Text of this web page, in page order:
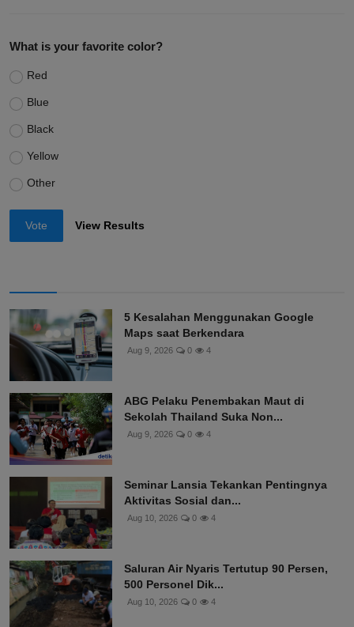
What is your favorite color?
Red
Blue
Black
Yellow
Other
Vote View Results
5 Kesalahan Menggunakan Google
Maps saat Berkendara
Aug 9, 2026 0 4
ABG Pelaku Penembakan Maut di
Sekolah Thailand Suka Non...
Aug 9, 2026 0 4
Seminar Lansia Tekankan Pentingnya
Aktivitas Sosial dan...
Aug 10, 2026 0 4
Saluran Air Nyaris Tertutup 90 Persen,
500 Personel Dik...
Aug 10, 2026 0 4